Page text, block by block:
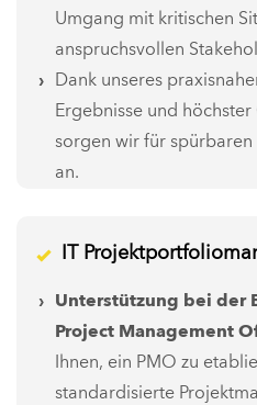
Umgang mit kritischen
anspruchsvollen
Dank unseres
Ergebnisse und
sorgen wir für spürbaren
an.
IT
Unterstützung bei der
Project Management
Ihnen, ein PMO zu
standardisierte